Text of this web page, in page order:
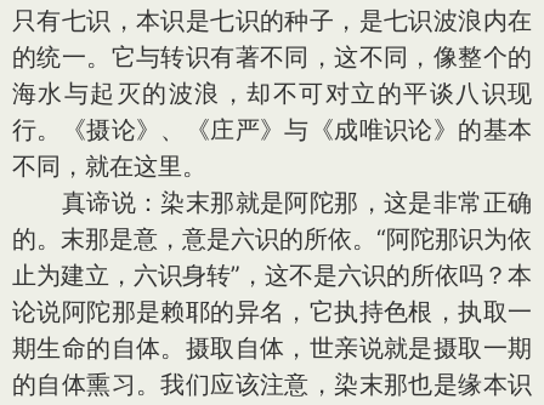
只有七识，本识是七识的种子，是七识波浪内在
的统一。它与转识有著不同，这不同，像整个的
海水与起灭的波浪，却不可对立的平谈八识现
行。《摄论》、《庄严》与《成唯识论》的基本
不同，就在这里。
真谛说：染末那就是阿陀那，这是非常正确
的。末那是意，意是六识的所依。“阿陀那识为依
止为建立，六识身转”，这不是六识的所依吗？本
论说阿陀那是赖耶的异名，它执持色根，执取一
期生命的自体。摄取自体，世亲说就是摄取一期
的自体熏习。我们应该注意，染末那也是缘本识